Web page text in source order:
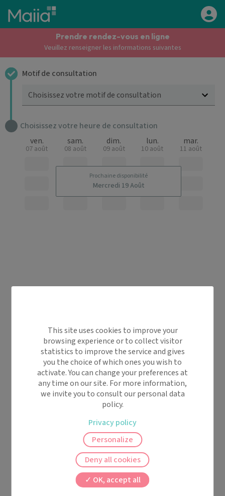
Aller au contenu principal
Prendre rendez-vous en ligne
Veuillez renseigner les informations suivantes
Motif de consultation
Choisissez votre motif de consultation
Choisissez votre heure de consultation
Prochaine disponibilité
Mercredi 19 Août
ven.
07 août
sam.
08 août
dim.
09 août
lun.
10 août
mar.
11 août
This site uses cookies to improve your
browsing experience or to collect visitor
statistics to improve the service and gives
you the choice of which ones you wish to
activate. You can change your preferences at
any time on our site. For more information,
we invite you to consult our personal data
policy.
OK, accept all
Deny all cookies
Personalize
Privacy policy